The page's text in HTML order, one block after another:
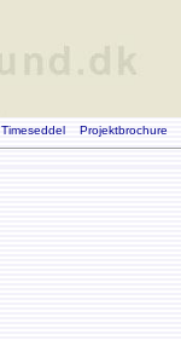
Timeseddel Projektbrochure